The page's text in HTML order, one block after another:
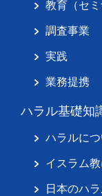
教育（セミ
調査事業
実践
業務提携
ハラル基礎知
ハラルにつ
イスラム
日本のハ